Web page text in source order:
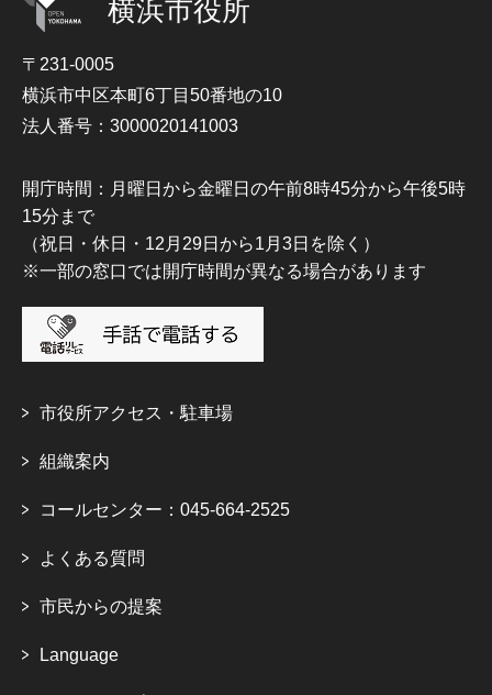
横浜市役所
〒231-0005
横浜市中区本町6丁目50番地の10
法人番号：3000020141003
開庁時間：月曜日から金曜日の午前8時45分から午後5時
15分まで
（祝日・休日・12月29日から1月3日を除く）
※一部の窓口では開庁時間が異なる場合があります
市役所アクセス・駐車場
組織案内
コールセンター：045-664-2525
よくある質問
市民からの提案
Language